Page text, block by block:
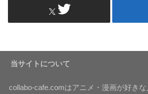
当サイトについて
collabo-cafe.comはアニメ・漫画が好き